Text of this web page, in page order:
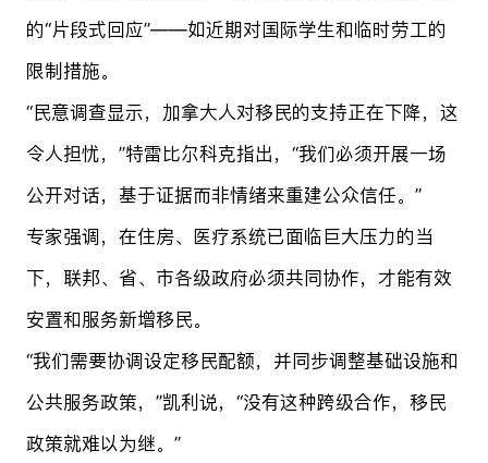
的“片段式回应”——如近期对国际学生和临时劳工的
限制措施。
“民意调查显示，加拿大人对移民的支持正在下降，这
令人担忧，”特雷比尔科克指出，“我们必须开展一场
公开对话，基于证据而非情绪来重建公众信任。”
专家强调，在住房、医疗系统已面临巨大压力的当
下，联邦、省、市各级政府必须共同协作，才能有效
安置和服务新增移民。
“我们需要协调设定移民配额，并同步调整基础设施和
公共服务政策，”凯利说，“没有这种跨级合作，移民
政策就难以为继。”